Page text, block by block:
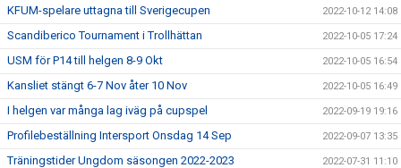
KFUM-spelare uttagna till Sverigecupen 2022-10-12 14:08
Scandiberico Tournament i Trollhättan 2022-10-05 17:24
USM för P14 till helgen 8-9 Okt 2022-10-05 16:54
Kansliet stängt 6-7 Nov åter 10 Nov 2022-10-05 16:49
I helgen var många lag iväg på cupspel 2022-09-19 19:16
Profilebeställning Intersport Onsdag 14 Sep 2022-09-07 13:35
Träningstider Ungdom säsongen 2022-2023 2022-07-31 11:10